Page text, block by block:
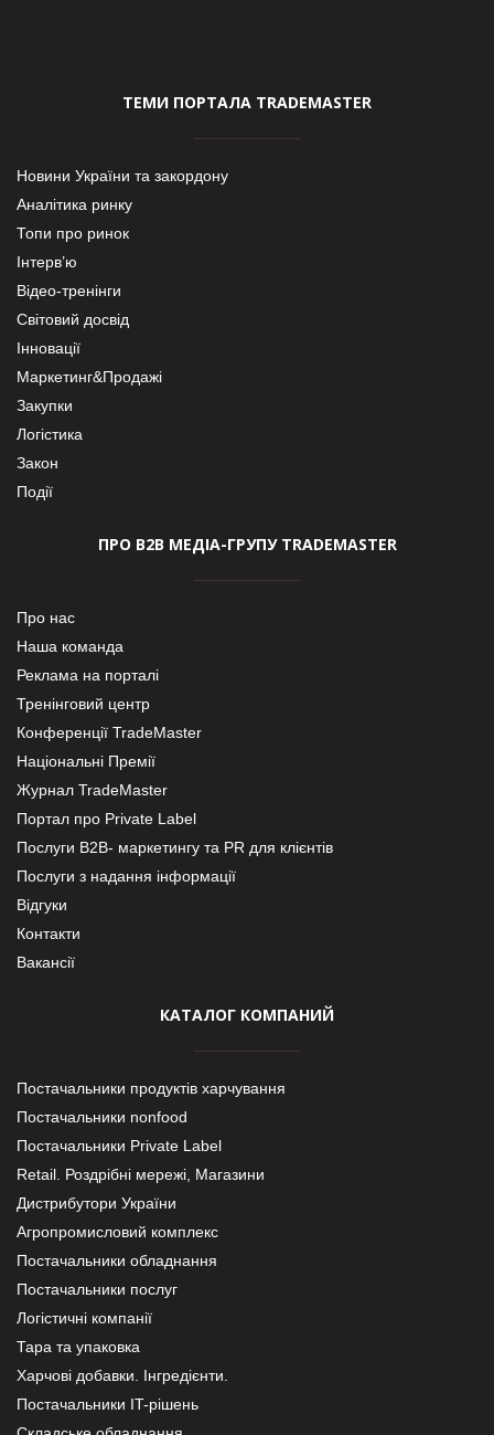
ТЕМИ ПОРТАЛА TRADEMASTER
Новини України та закордону
Аналітика ринку
Топи про ринок
Інтерв’ю
Відео-тренінги
Світовий досвід
Інновації
Маркетинг&Продажі
Закупки
Логістика
Закон
Події
ПРО В2В МЕДІА-ГРУПУ TRADEMASTER
Про нас
Наша команда
Реклама на порталі
Тренінговий центр
Конференції TradeMaster
Національні Премії
Журнал TradeMaster
Портал про Private Label
Послуги В2В- маркетингу та PR для клієнтів
Послуги з надання інформації
Відгуки
Контакти
Вакансії
КАТАЛОГ КОМПАНИЙ
Постачальники продуктів харчування
Постачальники nonfood
Постачальники Private Label
Retail. Роздрібні мережі, Магазини
Дистрибутори України
Агропромисловий комплекс
Постачальники обладнання
Постачальники послуг
Логістичні компанії
Тара та упаковка
Харчові добавки. Інгредієнти.
Постачальники IT-рішень